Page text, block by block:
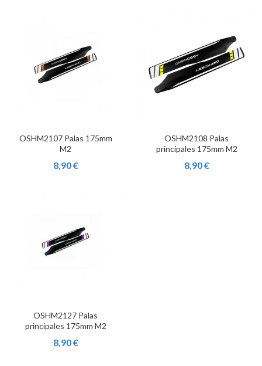
OSHM2107 Palas 175mm
M2
8,90 €
OSHM2108 Palas
principales 175mm M2
8,90 €
OSHM2127 Palas
principales 175mm M2
8,90 €